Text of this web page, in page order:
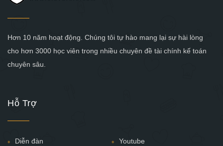
Hơn 10 năm hoạt động. Chúng tôi tự hào mang lại sự hài lòng
cho hơn 3000 học viên trong nhiều chuyên đề tài chính kế toán
chuyên sâu.
Hỗ Trợ
Diễn đàn
Youtube